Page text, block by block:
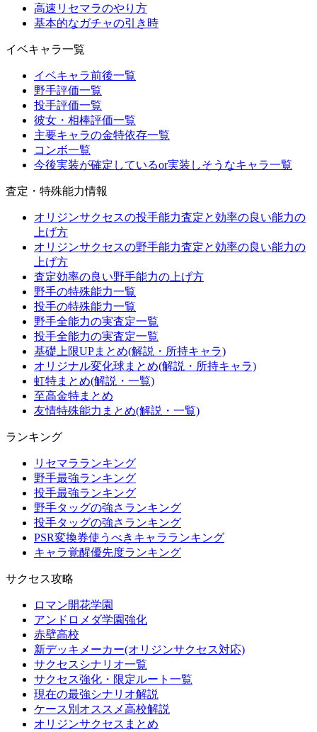
高速リセマラのやり方
基本的なガチャの引き時
イベキャラ一覧
イベキャラ前後一覧
野手評価一覧
投手評価一覧
彼女・相棒評価一覧
主要キャラの金特依存一覧
コンボ一覧
今後実装が確定しているor実装しそうなキャラ一覧
査定・特殊能力情報
オリジンサクセスの投手能力査定と効率の良い能力の
上げ方
オリジンサクセスの野手能力査定と効率の良い能力の
上げ方
査定効率の良い野手能力の上げ方
野手の特殊能力一覧
投手の特殊能力一覧
野手全能力の実査定一覧
投手全能力の実査定一覧
基礎上限UPまとめ(解説・所持キャラ)
オリジナル変化球まとめ(解説・所持キャラ)
虹特まとめ(解説・一覧)
至高金特まとめ
友情特殊能力まとめ(解説・一覧)
ランキング
リセマラランキング
野手最強ランキング
投手最強ランキング
野手タッグの強さランキング
投手タッグの強さランキング
PSR変換券使うべきキャラランキング
キャラ覚醒優先度ランキング
サクセス攻略
ロマン開花学園
アンドロメダ学園強化
赤壁高校
新デッキメーカー(オリジンサクセス対応)
サクセスシナリオ一覧
サクセス強化・限定ルート一覧
現在の最強シナリオ解説
ケース別オススメ高校解説
オリジンサクセスまとめ